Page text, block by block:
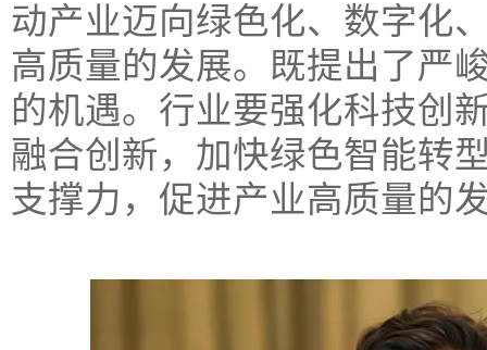
动产业迈向绿色化、数字化
高质量的发展。既提出了严
的机遇。行业要强化科技创
融合创新，加快绿色智能转
支撑力，促进产业高质量的